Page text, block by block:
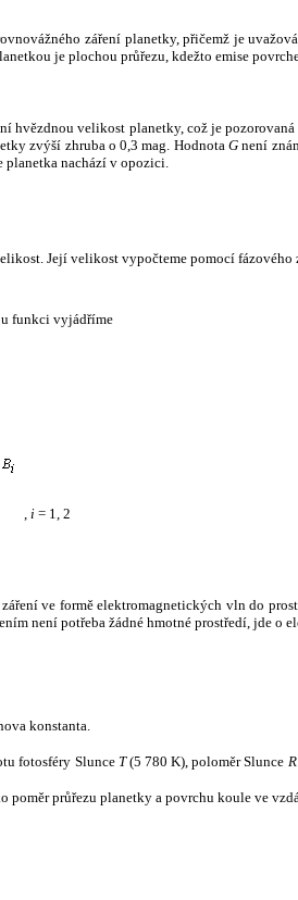
záření planetky, přičemž je
je plochou průřezu, kdežto emise
hvězdnou velikost planetky, což je
zvýší zhruba o 0,3 mag. HodnotaG není
planetka nachází v opozici.
Její velikost vypočteme pomocí fázového
funkci vyjádříme
, i = 1, 2
ve formě elektromagnetických vln do
není potřeba žádné hmotné prostředí, jde o
konstanta.
fotosféry Slunce T(5 780 K), poloměr Slunce R
poměr průřezu planetky a povrchu koule ve